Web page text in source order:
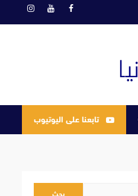
فيسبوكيوتيوب
تابعنا على اليوتيوب